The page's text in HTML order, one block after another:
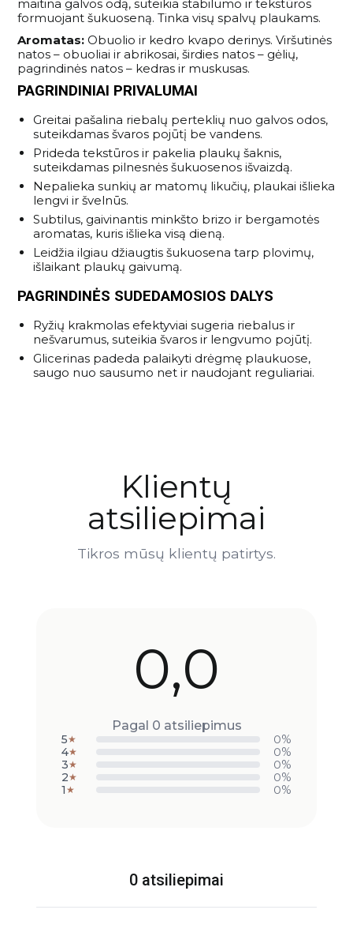
maitina galvos odą, suteikia stabilumo ir tekstūros
formuojant šukuoseną. Tinka visų spalvų plaukams.
Aromatas: Obuolio ir kedro kvapo derinys. Viršutinės
natos – obuoliai ir abrikosai, širdies natos – gėlių,
pagrindinės natos – kedras ir muskusas.
PAGRINDINIAI PRIVALUMAI
Greitai pašalina riebalų perteklių nuo galvos odos,
suteikdamas švaros pojūtį be vandens.
Prideda tekstūros ir pakelia plaukų šaknis,
suteikdamas pilnesnės šukuosenos išvaizdą.
Nepalieka sunkių ar matomų likučių, plaukai išlieka
lengvi ir švelnūs.
Subtilus, gaivinantis minkšto brizo ir bergamotės
aromatas, kuris išlieka visą dieną.
Leidžia ilgiau džiaugtis šukuosena tarp plovimų,
išlaikant plaukų gaivumą.
PAGRINDINĖS SUDEDAMOSIOS DALYS
Ryžių krakmolas efektyviai sugeria riebalus ir
nešvarumus, suteikia švaros ir lengvumo pojūtį.
Glicerinas padeda palaikyti drėgmę plaukuose,
saugo nuo sausumo net ir naudojant reguliariai.
Klientų
atsiliepimai
Tikros mūsų klientų patirtys.
0,0
Pagal 0 atsiliepimus
5★
0%
4★
0%
3★
0%
2★
0%
1 ★ 0%
0 atsiliepimai